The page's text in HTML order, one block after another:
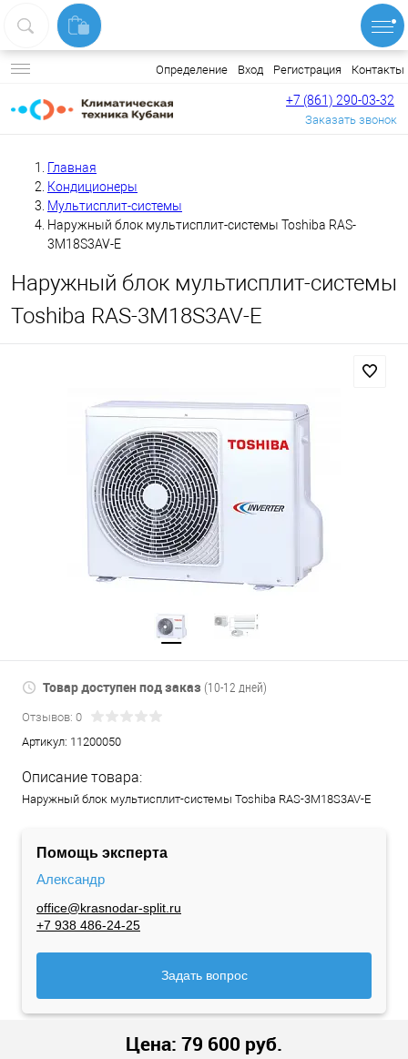
Определение Вход Регистрация Контакты
+7 (861) 290-03-32
Заказать звонок
Главная
Кондиционеры
Мультисплит-системы
Наружный блок мультисплит-системы Toshiba RAS-
3M18S3AV-E
Наружный блок мультисплит-системы
Toshiba RAS-3M18S3AV-E
Товар доступен под заказ (10-12 дней)
Отзывов: 0
Артикул: 11200050
Описание товара:
Наружный блок мультисплит-системы Toshiba RAS-3M18S3AV-E
Помощь эксперта
Александр
office@krasnodar-split.ru
+7 938 486-24-25
Задать вопрос
Цена: 79 600 руб.